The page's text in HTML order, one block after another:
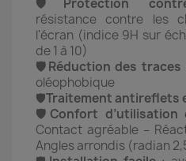
🛡️Protection
résistance contre les
l'écran (indice 9H sur
de 1 à 10)
🛡️Réduction des traces
oléophobique
🛡️Traitement antireflets
🛡️Confort d’utilisation
Contact agréable –
Angles arrondis (radian